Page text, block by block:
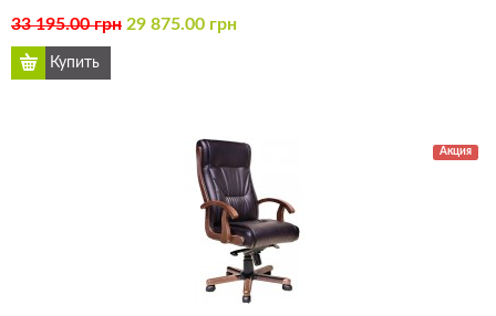
33 195.00 грн 29 875.00 грн
Акция